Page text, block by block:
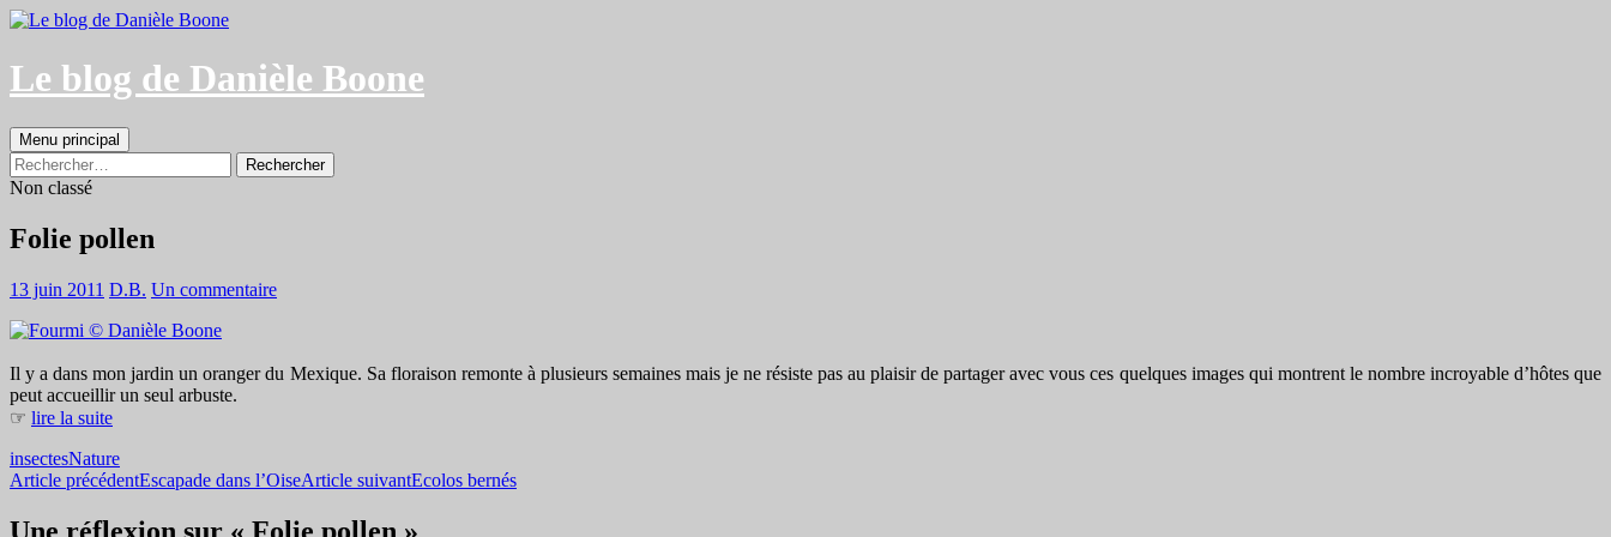
Aller
contenu
Le blog de Danièle Boone
Recherche
Menu principal
Rechercher :
Non classé
Folie pollen
13 juin 2011 D.B. Un commentaire
Il y a dans mon jardin un oranger du Mexique. Sa floraison remonte à plusieurs semaines mais je ne résiste pas au plaisir de partager avec vous ces quelques images qui montrent le nombre incroyable d’hôtes que
peut accueillir un seul arbuste.
☞ lire la suite
insectesNature
Navigation
des
Article précédentEscapade dans l’OiseArticle suivantEcolos bernés
Une réflexion sur « Folie pollen »